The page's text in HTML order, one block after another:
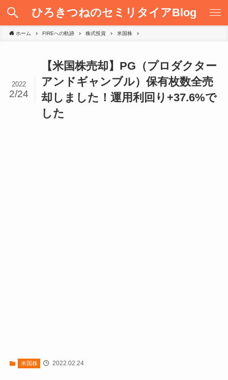
ひろきつねのセミリタイアBlog
ホーム FIREへの軌跡 株式投資 米国株
【米国株売却】PG（プロダクター
アンドギャンブル）保有枚数全売
却しました！運用利回り+37.6%で
した
2022
2/24
米国株 2022.02.24